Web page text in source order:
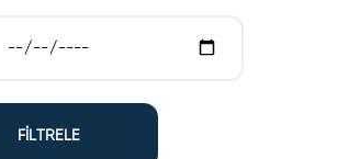
FİLTRELE